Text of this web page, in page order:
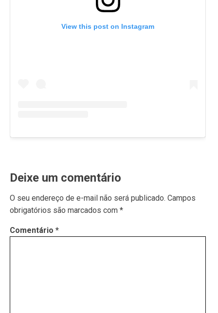
View this post on Instagram
Deixe um comentário
O seu endereço de e-mail não será publicado. Campos
obrigatórios são marcados com *
Comentário *